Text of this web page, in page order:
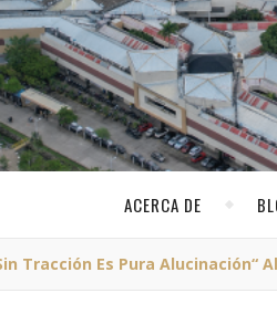
ACERCA DE
Tracción Es Pura Alucinación“